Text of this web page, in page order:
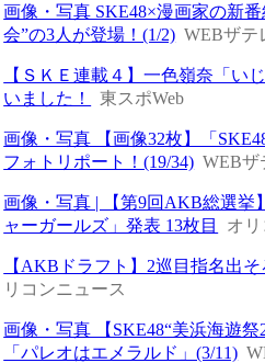
画像・写真 SKE48×漫画家の新
会”の3人が登場！(1/2) WEBザテ
【ＳＫＥ連載４】一色嶺奈「い
いました！
東スポWeb
画像・写真 【画像32枚】「
フォトリポート！(19/34) WEBザ
画像・写真 | 【第9回AKB総選挙
ャーガールズ」発表 13枚目
オ
【AKBドラフト】2巡目指名出
リコンニュース
画像・写真 【SKE48“美浜海遊
「パレオはエメラルド」(3/11)